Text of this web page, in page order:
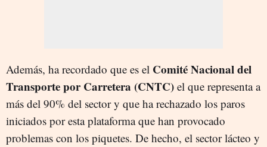
Además, ha recordado que es el Comité Nacional del
Transporte por Carretera (CNTC) el que representa a
más del 90% del sector y que ha rechazado los paros
iniciados por esta plataforma que han provocado
problemas con los piquetes. De hecho, el sector lácteo y